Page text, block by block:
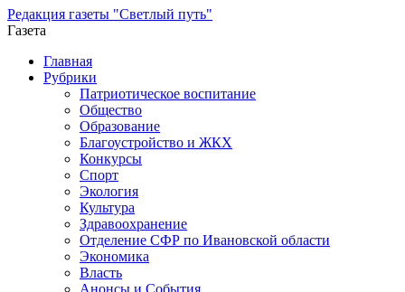
Редакция газеты "Светлый путь"
Газета
Промотать
содержимому
Главная
Рубрики
Патриотическое воспитание
Общество
Образование
Благоустройство и ЖКХ
Конкурсы
Спорт
Экология
Культура
Здравоохранение
Отделение СФР по Ивановской области
Экономика
Власть
Анонсы и События